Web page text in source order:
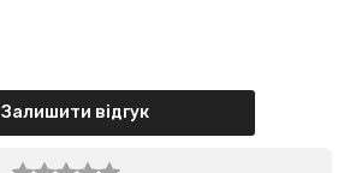
Залишити відгук